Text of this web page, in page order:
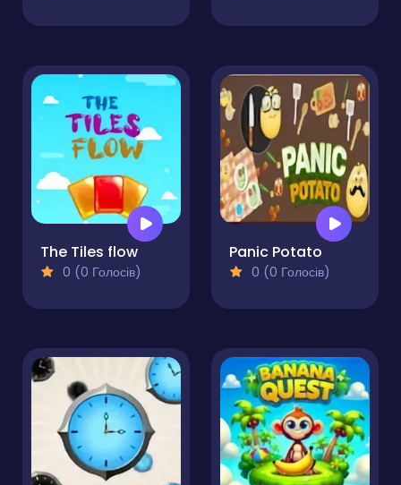
The Tiles flow
0 (0 Голосів)
Panic Potato
0 (0 Голосів)